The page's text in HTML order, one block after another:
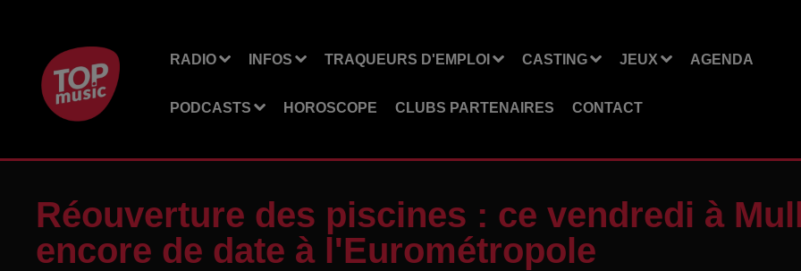
RADIO INFOS TRAQUEURS D'EMPLOI CASTING JEUX AGENDA
PODCASTS HOROSCOPE CLUBS PARTENAIRES CONTACT
Réouverture des piscines : ce vendredi à
encore de date à l'Eurométropole